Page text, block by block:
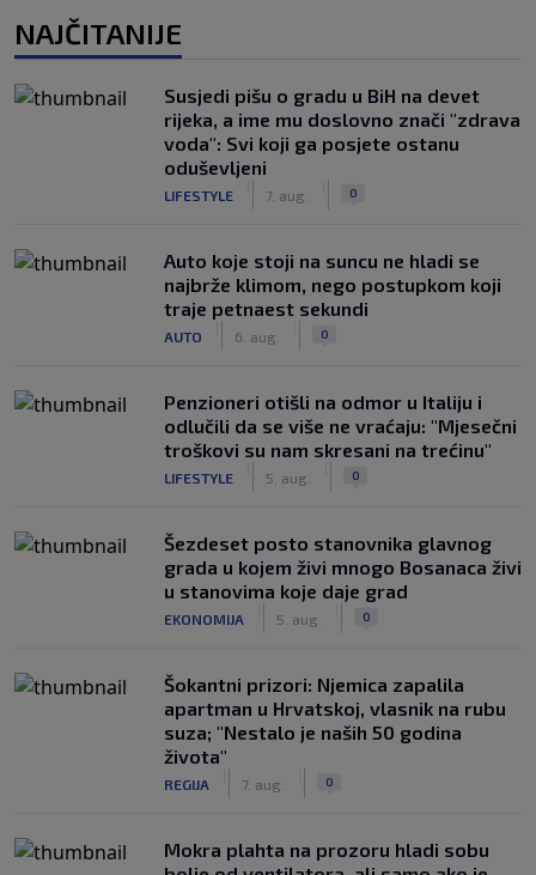
NAJČITANIJE
Susjedi pišu o gradu u BiH na devet
rijeka, a ime mu doslovno znači "zdrava
voda": Svi koji ga posjete ostanu
oduševljeni
LIFESTYLE 7. aug. 0
Auto koje stoji na suncu ne hladi se
najbrže klimom, nego postupkom koji
traje petnaest sekundi
AUTO 6. aug. 0
Penzioneri otišli na odmor u Italiju i
odlučili da se više ne vraćaju: "Mjesečni
troškovi su nam skresani na trećinu"
LIFESTYLE 5. aug. 0
Šezdeset posto stanovnika glavnog
grada u kojem živi mnogo Bosanaca živi
u stanovima koje daje grad
EKONOMIJA 5. aug. 0
Šokantni prizori: Njemica zapalila
apartman u Hrvatskoj, vlasnik na rubu
suza; "Nestalo je naših 50 godina
života"
REGIJA 7. aug. 0
Mokra plahta na prozoru hladi sobu